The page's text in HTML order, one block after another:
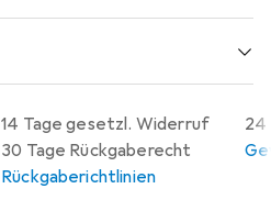
14 Tage gesetzl. Widerruf
30 Tage Rückgaberecht
Rückgaberichtlinien
24